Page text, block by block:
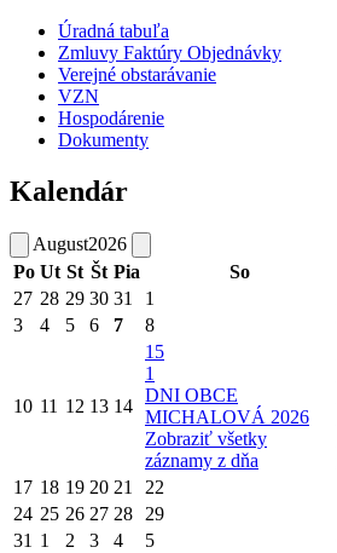
Úradná tabuľa
Zmluvy Faktúry Objednávky
Verejné obstarávanie
VZN
Hospodárenie
Dokumenty
Kalendár
August2026
Po Ut St Št Pia So
27 28 29 30 31 1
3
4 5 6 7 8
10 11 12 13 14
15
1
DNI OBCE
MICHALOVÁ 2026
Zobraziť všetky
záznamy z dňa
17 18 19 20 21 22
24 25 26 27 28 29
31 1 2 3 4 5